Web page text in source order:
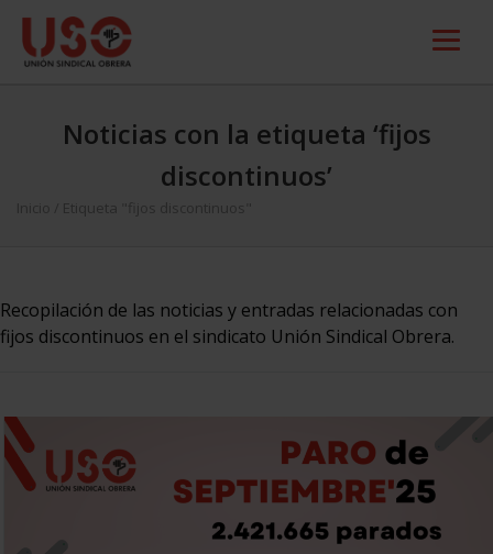
Noticias con la etiqueta ‘fijos
discontinuos’
Inicio Etiqueta "fijos discontinuos"
Recopilación de las noticias y entradas relacionadas con
fijos discontinuos en el sindicato Unión Sindical Obrera.